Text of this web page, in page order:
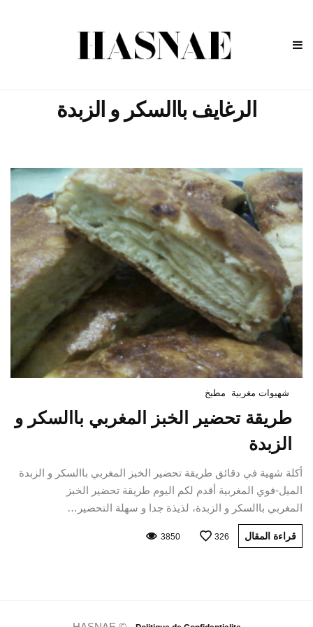
الرغايف باالسكر و الزبدة
شهيوات مغربية مطبخ
طريقة تحضير الخبز المغربي باالسكر و
الزبدة
أكلة شهية في دقائق طريقة تحضير الخبز المغربي باالسكر و الزبدة
الميل-فوي المغربية أقدم لكم اليوم طريقة تحضير الخبز
المغربي باالسكر و الزبدة، لذيذة جدا و سهلة التحضير…
قراءة المقال 326
3850